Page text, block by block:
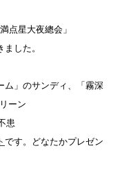
点星大夜總会」
した。
」のサンディ、「霧深
ーン
患
です。どなたかプレゼン